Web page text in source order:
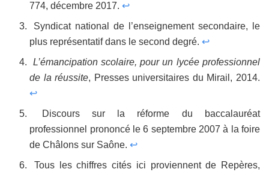
774, décembre 2017. ↩
Syndicat national de l’enseignement secondaire, le
plus représentatif dans le second degré. ↩
L’émancipation scolaire, pour un lycée professionnel
de la réussite, Presses universitaires du Mirail, 2014.
↩
Discours sur la réforme du baccalauréat
professionnel prononcé le 6 septembre 2007 à la foire
de Châlons sur Saône. ↩
Tous les chiffres cités ici proviennent de Repères,